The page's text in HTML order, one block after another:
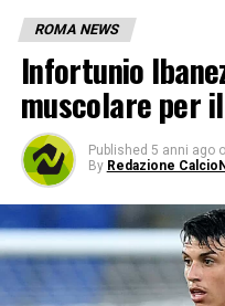
ROMA NEWS
Infortunio
muscolare per
Published 5 anni ago
By Redazione